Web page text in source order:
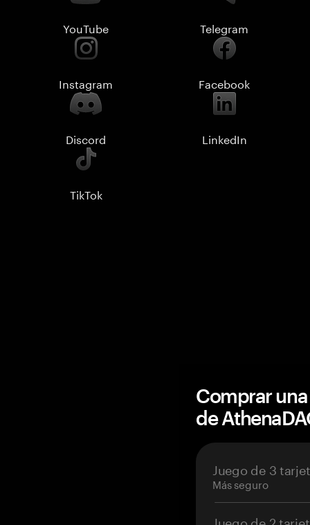
YouTube Telegram
Instagram Facebook
Discord LinkedIn
TikTok
Comprar
de
Juego de 3
Más seguro
Juego de 2